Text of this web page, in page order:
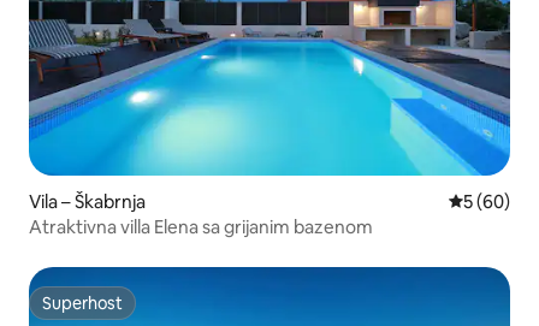
Vila – Škabrnja Prosječna
5 (60)
Atraktivna villa Elena sa grijanim bazenom
Superhost
Superhost